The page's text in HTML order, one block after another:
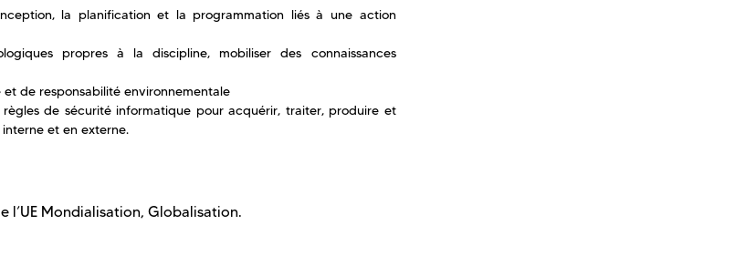
la planification et la programmation liés à une action
propres à la discipline, mobiliser des connaissances
de responsabilité environnementale
de sécurité informatique pour acquérir, traiter, produire et
et en externe.
l’UE Mondialisation, Globalisation.